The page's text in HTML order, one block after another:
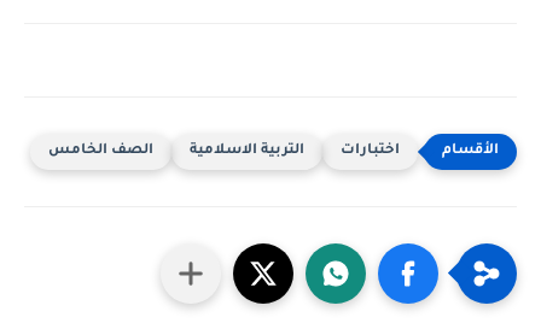
اختبارات التربية الاسلامية الصف الخامس